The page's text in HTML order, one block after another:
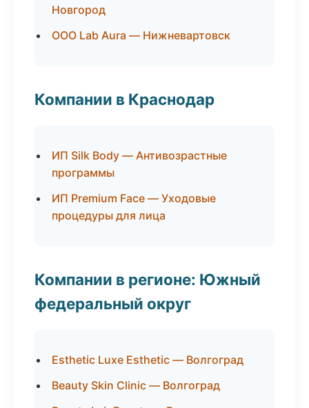
Новгород
ООО Lab Aura — Нижневартовск
Компании в Краснодар
ИП Silk Body — Антивозрастные
программы
ИП Premium Face — Уходовые
процедуры для лица
Компании в регионе: Южный
федеральный округ
Esthetic Luxe Esthetic — Волгоград
Beauty Skin Clinic — Волгоград